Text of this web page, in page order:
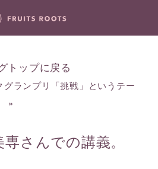
トップに戻る
ランプリ「挑戦」というテー
»
さんでの講義。